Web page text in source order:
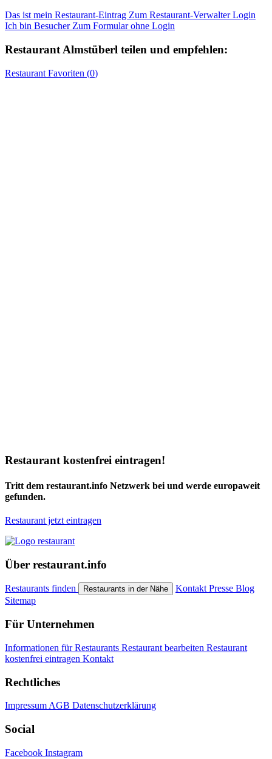
Das ist mein Restaurant-Eintrag Zum Restaurant-Verwalter Login
Ich bin Besucher Zum Formular ohne Login
Restaurant Almstüberl teilen und empfehlen:
Restaurant Favoriten (0)
Restaurant kostenfrei eintragen!
Tritt dem restaurant.info Netzwerk bei und werde europaweit
gefunden.
Restaurant jetzt eintragen
Über restaurant.info
Restaurants finden Restaurants in der Nähe Kontakt Presse Blog
Sitemap
Für Unternehmen
Informationen für Restaurants Restaurant bearbeiten Restaurant
kostenfrei eintragen Kontakt
Rechtliches
Impressum AGB Datenschutzerklärung
Social
Facebook Instagram